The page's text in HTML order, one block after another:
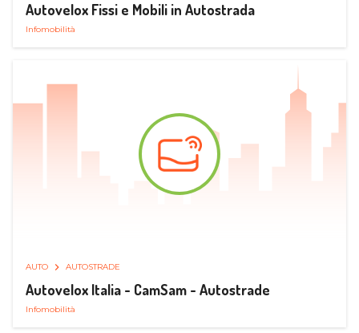
Autovelox Fissi e Mobili in Autostrada
Infomobilità
AUTO AUTOSTRADE
Autovelox Italia - CamSam - Autostrade
Infomobilità